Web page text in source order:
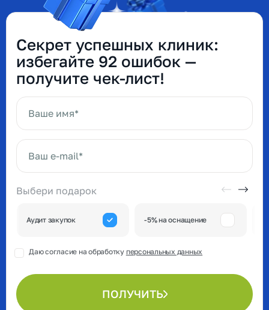
Секрет успешных клиник:
избегайте 92 ошибок —
получите чек-лист!
Выбери подарок
Аудит закупок -5% на оснащение
Даю согласие на обработку персональных данных
ПОЛУЧИТЬ